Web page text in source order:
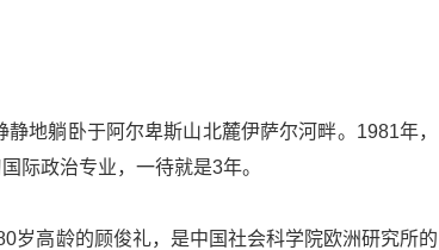
地躺卧于阿尔卑斯山北麓伊萨尔河畔。1981年，
际政治专业，一待就是3年。
岁高龄的顾俊礼，是中国社会科学院欧洲研究所的